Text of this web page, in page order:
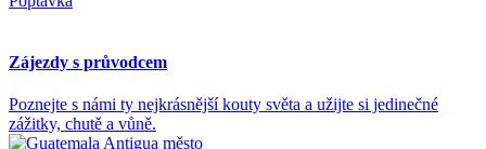
Zájezdy s průvodcem
Poznejte s námi ty nejkrásnější kouty světa a užijte si jedinečné
zážitky, chutě a vůně.